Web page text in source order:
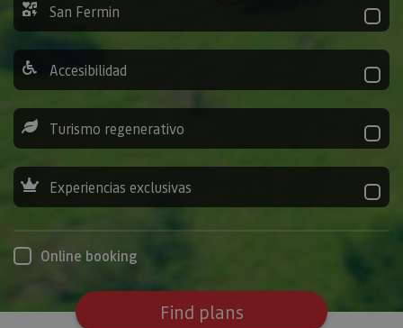
San Fermin
Accesibilidad
Turismo regenerativo
Experiencias exclusivas
Online booking
Find plans